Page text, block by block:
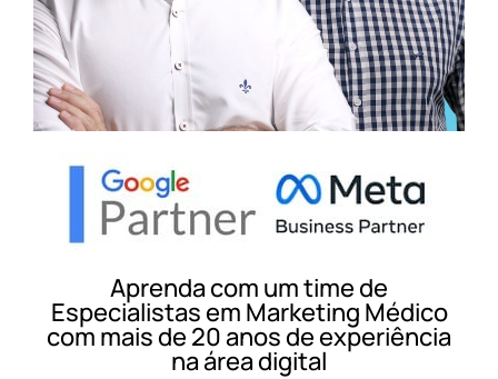
Aprenda com um time de
Especialistas em Marketing Médico
com mais de 20 anos de experiência
na área digital